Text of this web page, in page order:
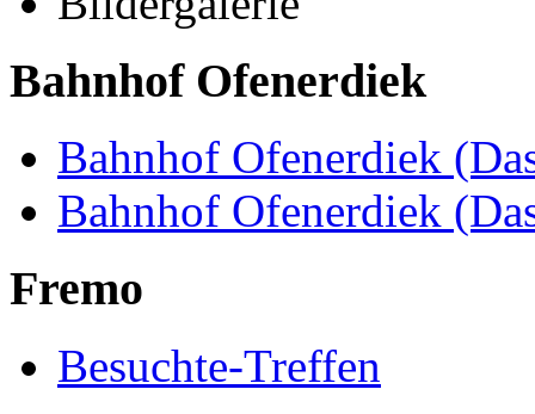
Bahnhof Ofenerdiek
Bahnhof Ofenerdiek
Bahnhof Ofenerdiek
Fremo
Besuchte-Treffen